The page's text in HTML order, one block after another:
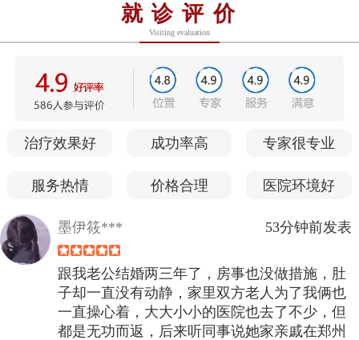
就诊评价
Visiting evaluation
治疗效果好 成功率高 专家很专业
服务热情 价格合理 医院环境好
墨伊筱*** 53分钟前发表
跟我老公结婚两三年了，房事也没做措施，肚
子却一直没有动静，家里双方老人为了我俩也
一直操心着，大大小小的医院也去了不少，但
都是无功而返，后来听同事说她家亲戚在郑州